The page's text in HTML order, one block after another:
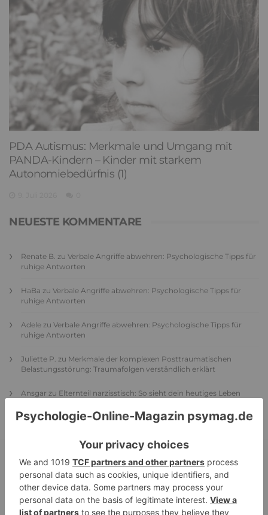
PDA Autismus: Merkmale und Umgang mit
PANDA-Kindern – Kinder mit starkem
Autonomiebedürfnis (1)
NEUESTE KOMMENTARE
Renate B. zu Verbale Angriffe abwehren: Psychologische Tipps für
ruhige Antworten
HaBa zu Verbale Angriffe abwehren: Psychologische Tipps für
ruhige Antworten
Adele zu Verbale Angriffe abwehren: Psychologische Tipps für
ruhige Antworten
Juliette P. zu Merkmale der komplexen Posttraumatischen
Belastungsstörung: Traumafolgen verständlich erklärt
Ansgar zu Elternteil narzisstisch: So sieht dein heutiges Leben
DIE BELIEBTESTEN ARTIKEL